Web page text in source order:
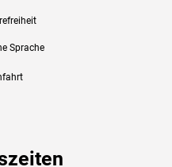
Sprache